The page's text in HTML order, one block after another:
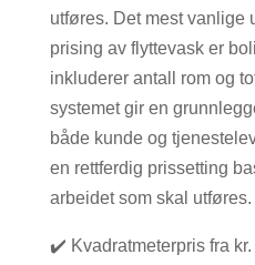
utføres. Det mest vanlige
prising av flyttevask er
inkluderer antall rom og
systemet gir en
både kunde og
en rettferdig prissetting
arbeidet som skal utføres.
✔️ Kvadratmeterpris fra